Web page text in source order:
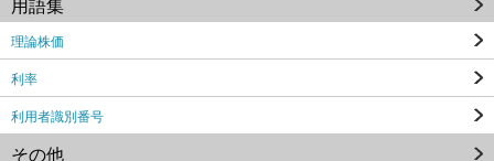
理論株価
利率
利用者識別番号
その他